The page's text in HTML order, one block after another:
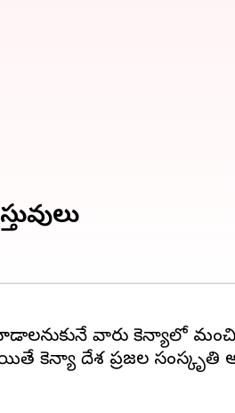
వారు కెన్యాలో
దేశ ప్రజల సంస్కృతి